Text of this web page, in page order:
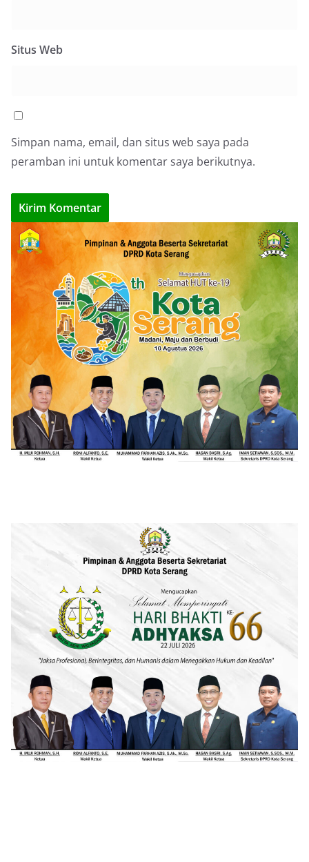
Situs Web
Simpan nama, email, dan situs web saya pada
peramban ini untuk komentar saya berikutnya.